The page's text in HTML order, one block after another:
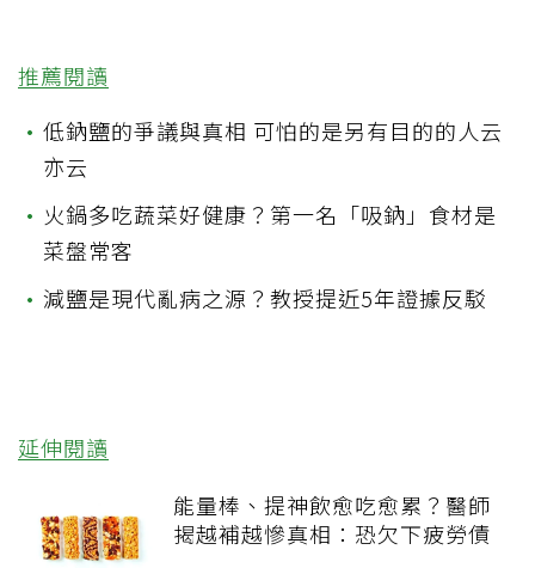
推薦閱讀
• 低鈉鹽的爭議與真相 可怕的是另有目的的人云
亦云
• 火鍋多吃蔬菜好健康？第一名「吸鈉」食材是
菜盤常客
• 減鹽是現代亂病之源？教授提近5年證據反駁
延伸閱讀
能量棒、提神飲愈吃愈累？醫師
揭越補越慘真相：恐欠下疲勞債